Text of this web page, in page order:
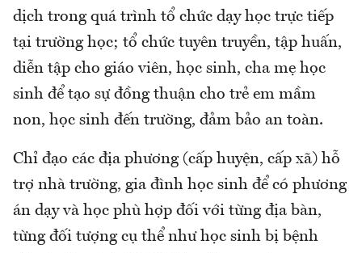
dịch trong quá trình tổ chức dạy học trực tiếp
tại trường học; tổ chức tuyên truyền, tập huấn,
diễn tập cho giáo viên, học sinh, cha mẹ học
sinh để tạo sự đồng thuận cho trẻ em mầm
non, học sinh đến trường, đảm bảo an toàn.
Chỉ đạo các địa phương (cấp huyện, cấp xã) hỗ
trợ nhà trường, gia đình học sinh để có phương
án dạy và học phù hợp đối với từng địa bàn,
từng đối tượng cụ thể như học sinh bị bệnh